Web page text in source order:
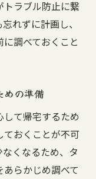
ラブル防止に繋
れずに計画し、
調べておくこと
めの準備
て帰宅するため
おくことが不可
くなるため、タ
らかじめ調べて